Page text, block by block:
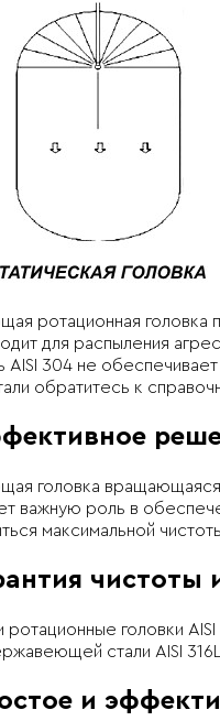
ротационная головка
для распыления
AISI 304 не
обратитесь к
головка вращающаяся
важную роль в
максимальной
чистоты
ротационные головки
стали AISI
и